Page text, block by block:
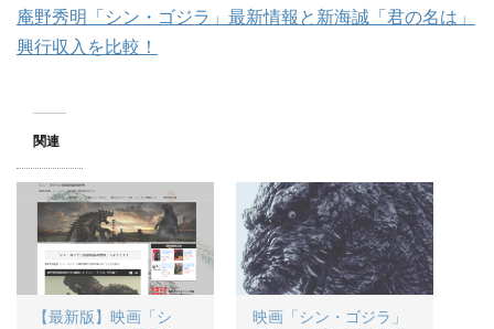
庵野秀明「シン・ゴジラ」最新情報と新海誠「君の名は」
興行収入を比較！
関連
【最新版】映画「シ
映画「シン・ゴジラ」